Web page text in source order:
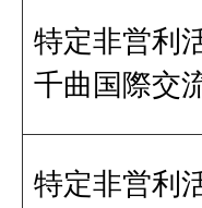
特定非営利
千曲国際交
特定非営利